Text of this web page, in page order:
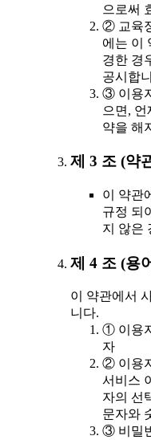
으로써
② 교육
에는 이
경한 경
공시합
③ 이용
으면, 언
약을 해
제 3 조 (약
이 약관
규정 되
지 않은
제 4 조 (용
이 약관에서
니다.
① 이용
자
② 이용
서비스
자의 선
문자와
③ 비밀